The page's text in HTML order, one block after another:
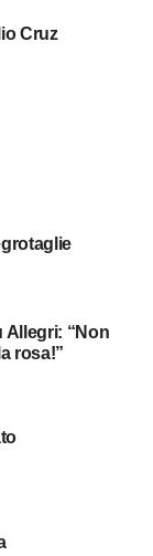
Cruz
Allegri: “Non
rosa!”